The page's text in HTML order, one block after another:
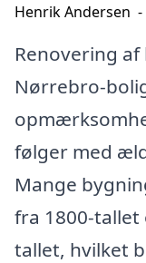
Henrik Andersen -
Renovering
Nørrebro-
følger med
Mange
fra 1800-tallet
tallet, hvilket